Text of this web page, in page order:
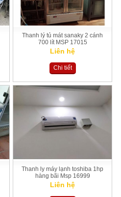
Thanh lý tủ mát sanaky 2 cánh
700 lít MSP 17015
Liên hệ
Chi tiết
Thanh ly máy lạnh toshiba 1hp
hàng bãi Msp 16999
Liên hệ